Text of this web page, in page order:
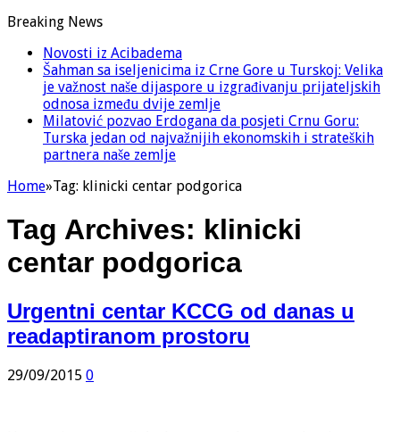
Breaking News
Novosti iz Acibadema
Šahman sa iseljenicima iz Crne Gore u Turskoj: Velika
je važnost naše dijaspore u izgrađivanju prijateljskih
odnosa između dvije zemlje
Milatović pozvao Erdogana da posjeti Crnu Goru:
Turska jedan od najvažnijih ekonomskih i strateških
partnera naše zemlje
Home»Tag: klinicki centar podgorica
Tag Archives: klinicki
centar podgorica
Urgentni centar KCCG od danas u
readaptiranom prostoru
29/09/2015 0